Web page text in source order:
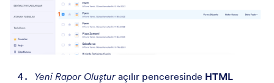
Yeni Rapor Oluştur açılır penceresinde HTML